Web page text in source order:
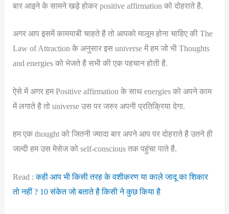
बार आइने के सामने खड़े होकर positive affirmation को दोहराते है.
अगर आप इसमें कामयाबी चाहते है तो आपको मालूम होना चाहिए की The
Law of Attraction के अनुसार इस universe में हम जो भी Thoughts
and energies को भेजते है सभी की एक पहचान होती है.
ऐसे में अगर हम Positive affirmation के साथ energies को अपने काम
में लगाते है तो universe उस पर जरुर अपनी प्रतिक्रिया देगा.
हम एक thought को जितनी ज्यादा बार अपने आप पर दोहराते है उतने ही
जल्दी हम उस मेसेज को self-conscious तक पहुंचा पाते है.
Read :कही आप भी किसी तरह के वशीकरण या काले जादू का शिकार
तो नहीं ? 10 संकेत जो बताते है किसी ने कुछ किया है